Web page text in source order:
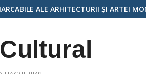
DIN REPUBLICA MOLDOVA”, EDIȚIA A II-A